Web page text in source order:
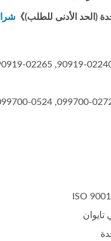
(الحد الأدنى للطلب)》